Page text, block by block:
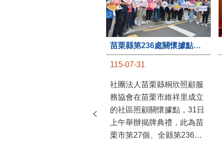
苗栗縣第236處關懷據點在苗栗市維祥里揭牌
115-07-31
社團法人苗栗縣桐欣照顧服
務協會在苗栗市維祥里成立
的社區照顧關懷據點，31日
上午舉辦揭牌典禮，此為苗
栗市第27個、全縣第236處